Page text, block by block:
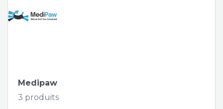
Medipaw
3 produits